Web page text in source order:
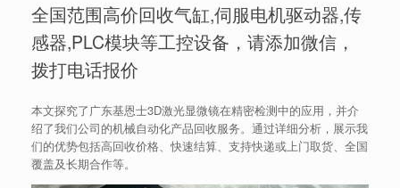
全国范围高价回收气缸,伺服电机驱动器,传
感器,PLC模块等工控设备，请添加微信，
拨打电话报价
本文探究了广东基恩士3D激光显微镜在精密检测中的应用，并介
绍了我们公司的机械自动化产品回收服务。通过详细分析，展示我
们的优势包括高回收价格、快速结算、支持快递或上门取货、全国
覆盖及长期合作等。